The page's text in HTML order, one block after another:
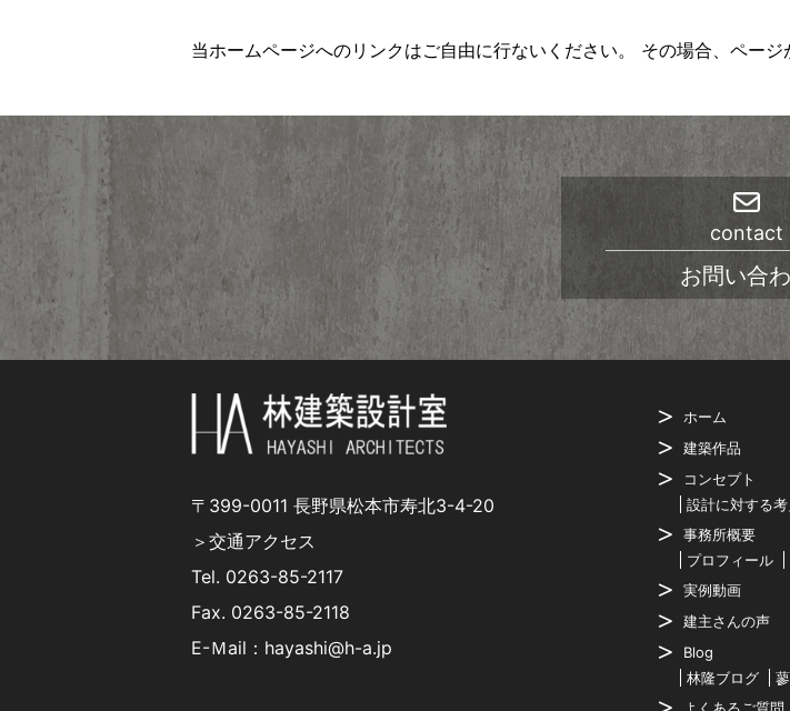
当ホームページへのリンクはご自由に行ないください。 その場合、ページ
contact
お問い合
〒399-0011 長野県松本市寿北3-4-20
＞交通アクセス
Tel. 0263-85-2117
Fax. 0263-85-2118
E-Ｍail：hayashi@h-a.jp
ホーム
建築作品
コンセプト
設計に対する
事務所概要
プロフィール
実例動画
建主さんの声
Blog
林隆ブログ